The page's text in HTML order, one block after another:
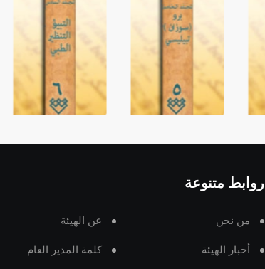
روابط متنوعة
من نحن عن الهيئة
أخبار الهيئة كلمة المدير العام